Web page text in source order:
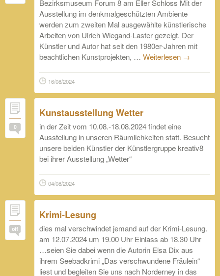
Bezirksmuseum Forum 8 am Eller Schloss Mit der
Ausstellung im denkmalgeschützten Ambiente
werden zum zweiten Mal ausgewählte künstlerische
Arbeiten von Ulrich Wiegand-Laster gezeigt. Der
Künstler und Autor hat seit den 1980er-Jahren mit
beachtlichen Kunstprojekten, … Weiterlesen →
16/08/2024
0
Kunstausstellung Wetter
in der Zeit vom 10.08.-18.08.2024 findet eine
Ausstellung in unseren Räumlichkeiten statt. Besucht
unsere beiden Künstler der Künstlergruppe kreativ8
bei ihrer Ausstellung „Wetter“
04/08/2024
off
Krimi-Lesung
dies mal verschwindet jemand auf der Krimi-Lesung.
am 12.07.2024 um 19.00 Uhr Einlass ab 18.30 Uhr
…seien Sie dabei wenn die Autorin Elsa Dix aus
ihrem Seebadkrimi „Das verschwundene Fräulein“
liest und begleiten Sie uns nach Norderney in das